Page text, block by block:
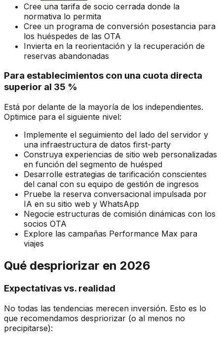
Cree una tarifa de socio cerrada donde la
normativa lo permita
Cree un programa de conversión posestancia para
los huéspedes de las OTA
Invierta en la reorientación y la recuperación de
reservas abandonadas
Para establecimientos con una cuota directa
superior al 35 %
Está por delante de la mayoría de los independientes.
Optimice para el siguiente nivel:
Implemente el seguimiento del lado del servidor y
una infraestructura de datos first-party
Construya experiencias de sitio web personalizadas
en función del segmento de huésped
Desarrolle estrategias de tarificación conscientes
del canal con su equipo de gestión de ingresos
Pruebe la reserva conversacional impulsada por
IA en su sitio web y WhatsApp
Negocie estructuras de comisión dinámicas con los
socios OTA
Explore las campañas Performance Max para
viajes
Qué despriorizar en 2026
Expectativas vs. realidad
No todas las tendencias merecen inversión. Esto es lo
que recomendamos despriorizar (o al menos no
precipitarse):